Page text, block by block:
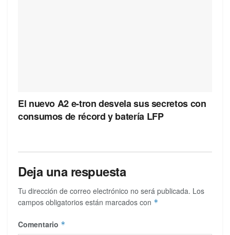
El nuevo A2 e-tron desvela sus secretos con
consumos de récord y batería LFP
Deja una respuesta
Tu dirección de correo electrónico no será publicada. Los
campos obligatorios están marcados con *
Comentario *